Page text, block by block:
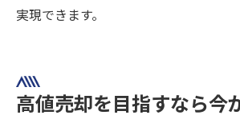
実現できます。
高値売却を目指すなら今